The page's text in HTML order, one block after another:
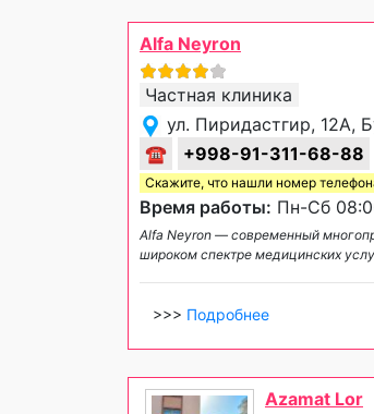
Alfa Neyron
Частная клиника
ул. Пиридастгир, 12A,
☎
+998-91-311-68-88
Скажите, что нашли номер
Время работы: Пн-Сб
Alfa Neyron — современный
широком спектре медицинских
>>> Подробнее
Azamat Lor